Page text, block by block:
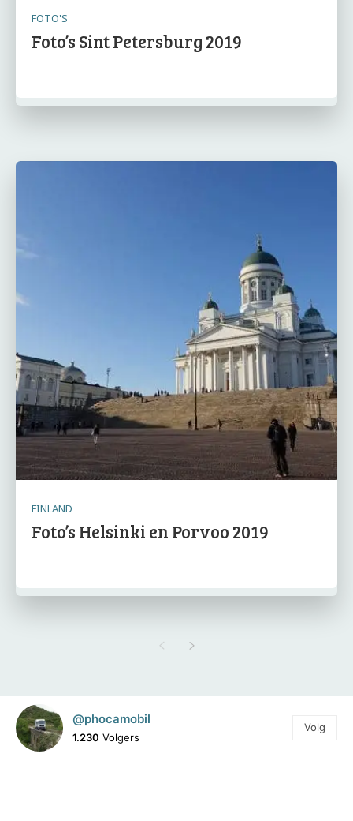
FOTO'S
Foto’s Sint Petersburg 2019
FINLAND
Foto’s Helsinki en Porvoo 2019
@phocamobil
1.230 Volgers
Volg